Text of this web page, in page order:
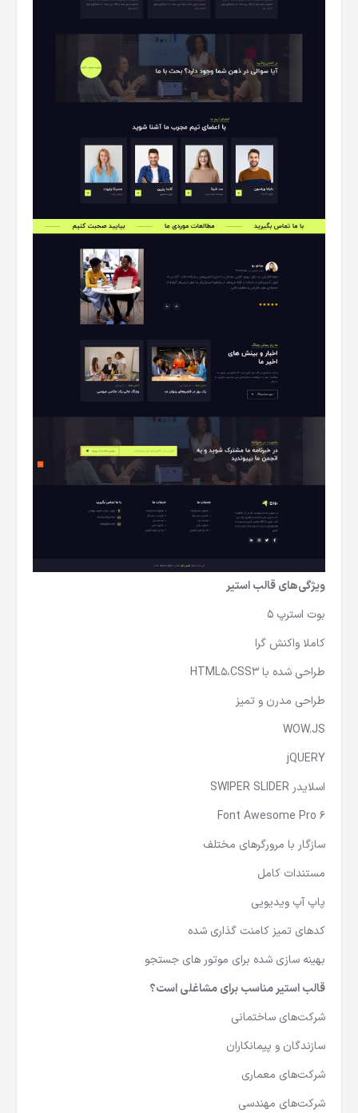
ویژگی‌های قالب استیر
بوت استرپ 5
کاملا واکنش گرا
طراحی شده با HTML5،CSS3
طراحی مدرن و تمیز
WOW.JS
jQUERY
اسلایدر SWIPER SLIDER
Font Awesome Pro 6
سازگار با مرورگرهای مختلف
مستندات کامل
پاپ آپ ویدیویی
کدهای تمیز کامنت گذاری شده
بهینه سازی شده برای موتور های جستجو
قالب استیر مناسب برای مشاغلی است؟
شرکت‌های ساختمانی
سازندگان و پیمانکاران
شرکت‌های معماری
شرکت‌های مهندسی